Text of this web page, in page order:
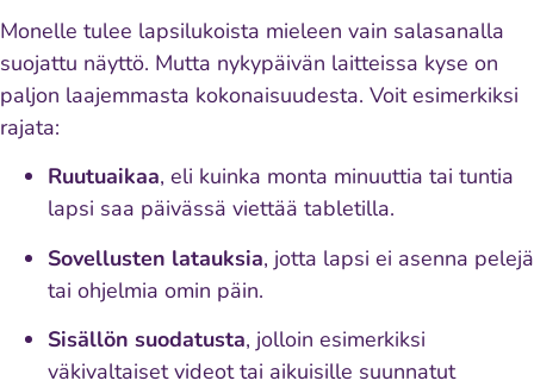
Monelle tulee lapsilukoista mieleen vain salasanalla
suojattu näyttö. Mutta nykypäivän laitteissa kyse on
paljon laajemmasta kokonaisuudesta. Voit esimerkiksi
rajata:
Ruutuaikaa, eli kuinka monta minuuttia tai tuntia
lapsi saa päivässä viettää tabletilla.
Sovellusten latauksia, jotta lapsi ei asenna pelejä
tai ohjelmia omin päin.
Sisällön suodatusta, jolloin esimerkiksi
väkivaltaiset videot tai aikuisille suunnatut